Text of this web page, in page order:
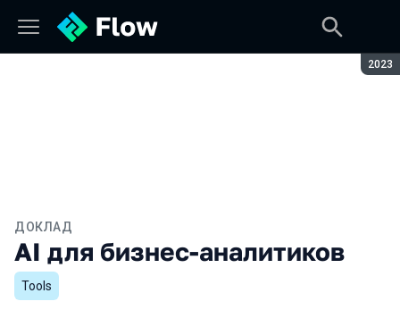
2023
ДОКЛАД
AI для бизнес-аналитиков
Tools